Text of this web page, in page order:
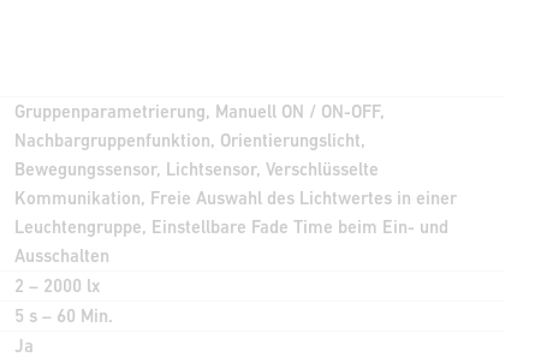
Gruppenparametrierung, Manuell ON / ON-OFF,
Nachbargruppenfunktion, Orientierungslicht,
Bewegungssensor, Lichtsensor, Verschlüsselte
Kommunikation, Freie Auswahl des Lichtwertes in einer
Leuchtengruppe, Einstellbare Fade Time beim Ein- und
Ausschalten
2 – 2000 lx
5 s – 60 Min.
Ja